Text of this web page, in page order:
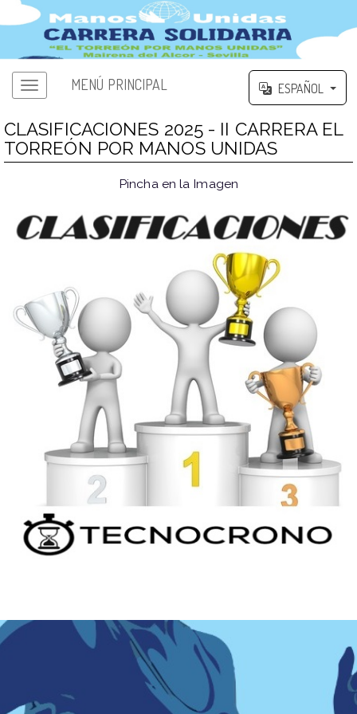
MENÚ PRINCIPAL ESPAÑOL
CLASIFICACIONES 2025 - II CARRERA EL
TORREÓN POR MANOS UNIDAS
Pincha en la Imagen